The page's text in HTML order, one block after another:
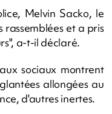
Melvin Sacko, le
rassemblées et a pris
a-t-il déclaré.
sociaux montrent
allongées au
d'autres inertes.